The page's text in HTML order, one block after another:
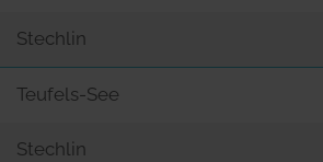
Stechlin
Teufels-See
Stechlin